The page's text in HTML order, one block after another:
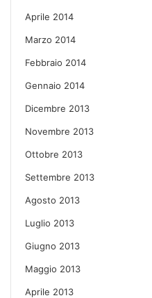
Aprile 2014
Marzo 2014
Febbraio 2014
Gennaio 2014
Dicembre 2013
Novembre 2013
Ottobre 2013
Settembre 2013
Agosto 2013
Luglio 2013
Giugno 2013
Maggio 2013
Aprile 2013